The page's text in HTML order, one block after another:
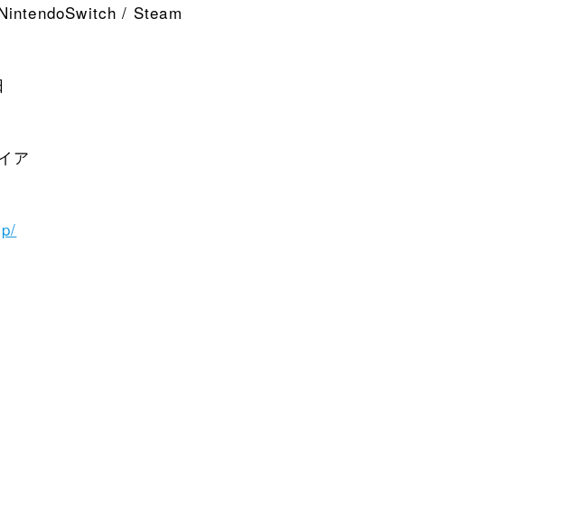
/ Steam
ア